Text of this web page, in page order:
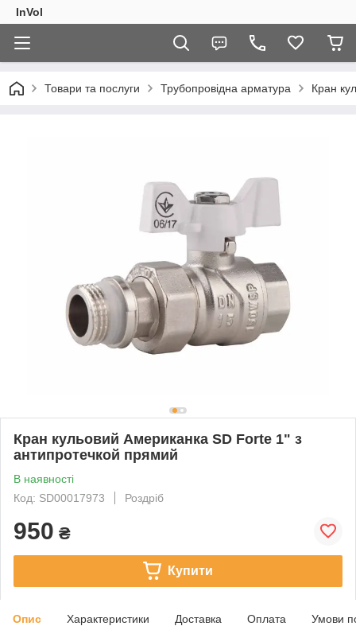
InVol
Товари та послуги Трубопровідна арматура Кран
Кран кульовий Американка SD Forte 1" з
антипротечкой прямий
В наявності
Код: SD00017973
Роздріб
950 ₴
Купити
Опис Характеристики Доставка Оплата Умови